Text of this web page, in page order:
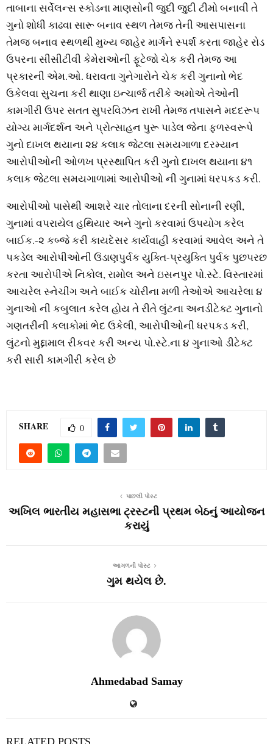
તાબાના સર્વેલન્સ સ્કોડના માણસોની જુદી જુદી ટીમો બનાવી તે
ગુનો શોધી કાઢવા સારૂ બનાવ સ્થળ તેમજ તેની આસપાસના
તેમજ બનાવ સ્થળથી મુખ્ય જાહેર માર્ગને સ્પર્શ કરતા જાહેર રોડ
ઉપરના સીસીટીવી કેમેરાઓની ફૂટેજો ચેક કરી તેમજ આ
પ્રકારની એમ.ઓ. ધરાવતા ગુનેગારોને ચેક કરી ગુનાનો ભેદ
ઉકેલવા સુચના કરી થાણા ઇન્ચાર્જ તરીકે અમોએ તેઓની
કામગીરી ઉપર સતત સુપરવિઝન રાખી તેમજ તપાસને મદદરૂપ
યોગ્ય માર્ગદર્શન અને પ્રોત્સાહન પુરૂ પાડેલ જેના ફળસ્વરૂપે
ગુનો દાખલ થયાના ૨૪ કલાક જેટલા સમયગાળા દરમ્યાન
આરોપીઓની ઓળખ પ્રસ્થાપિત કરી ગુનો દાખલ થયાના ૪૧
કલાક જેટલા સમયગાળામાં આરોપીઓ ની ગુનામાં ધરપકડ કરી.
આરોપીઓ પાસેથી આશરે ચાર તોલાના દરની સોનાની રણી,
ગુનામાં વપરાયેલ હથિયાર અને ગુનો કરવામાં ઉપયોગ કરેલ
બાઈક.-૨ કબ્જે કરી કાયદેસર કાર્યવાહી કરવામાં આવેલ અને તે
પકડેલ આરોપીઓની ઉંડાણપુર્વક યુક્તિ-પ્રયુક્તિ પુર્વક પુછપરછ
કરતા આરોપીએ નિકોલ, રામોલ અને ઇસનપુર પો.સ્ટે. વિસ્તારમાં
આચરેલ સ્નેચીંગ અને બાઈક ચોરીના મળી તેઓએ આચરેલા ૪
ગુનાઓ ની કબુલાત કરેલ હોય તે રીતે લુંટના અનડીટેક્ટ ગુનાનો
ગણતરીની કલાકોમાં ભેદ ઉકેલી, આરોપીઓની ધરપકડ કરી,
લુંટનો મુદ્દામાલ રીકવર કરી અન્ય પો.સ્ટે.ના ૪ ગુનાઓ ડીટેક્ટ
કરી સારી કામગીરી કરેલ છે
SHARE 0
પાછલી પોસ્ટ
અખિલ ભારતીય મહાસભા ટ્રસ્ટની પ્રથમ બેઠનું આયોજન
કરાયું
આગળની પોસ્ટ
ગુમ થયેલ છે.
Ahmedabad Samay